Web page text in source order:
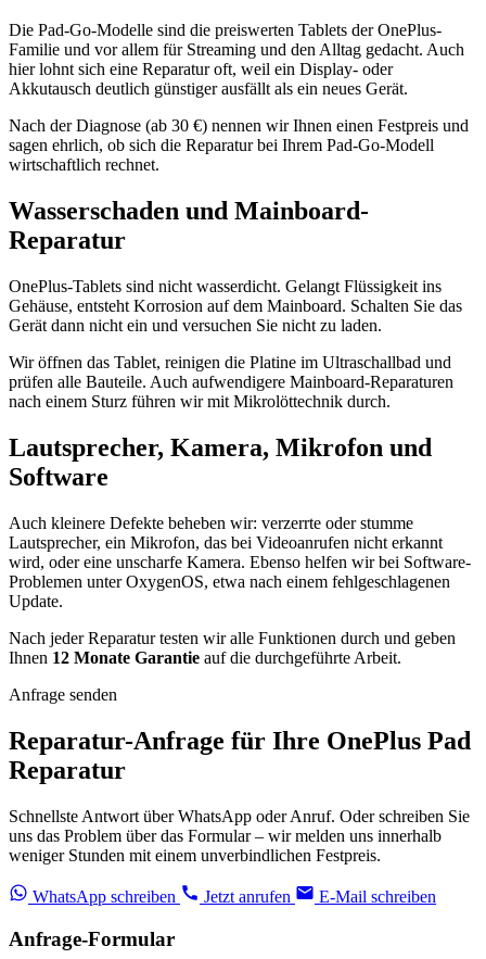
Die Pad-Go-Modelle sind die preiswerten Tablets der OnePlus-
Familie und vor allem für Streaming und den Alltag gedacht. Auch
hier lohnt sich eine Reparatur oft, weil ein Display- oder
Akkutausch deutlich günstiger ausfällt als ein neues Gerät.
Nach der Diagnose (ab 30 €) nennen wir Ihnen einen Festpreis und
sagen ehrlich, ob sich die Reparatur bei Ihrem Pad-Go-Modell
wirtschaftlich rechnet.
Wasserschaden und Mainboard-
Reparatur
OnePlus-Tablets sind nicht wasserdicht. Gelangt Flüssigkeit ins
Gehäuse, entsteht Korrosion auf dem Mainboard. Schalten Sie das
Gerät dann nicht ein und versuchen Sie nicht zu laden.
Wir öffnen das Tablet, reinigen die Platine im Ultraschallbad und
prüfen alle Bauteile. Auch aufwendigere Mainboard-Reparaturen
nach einem Sturz führen wir mit Mikrolöttechnik durch.
Lautsprecher, Kamera, Mikrofon und
Software
Auch kleinere Defekte beheben wir: verzerrte oder stumme
Lautsprecher, ein Mikrofon, das bei Videoanrufen nicht erkannt
wird, oder eine unscharfe Kamera. Ebenso helfen wir bei Software-
Problemen unter OxygenOS, etwa nach einem fehlgeschlagenen
Update.
Nach jeder Reparatur testen wir alle Funktionen durch und geben
Ihnen 12 Monate Garantie auf die durchgeführte Arbeit.
Anfrage senden
Reparatur-Anfrage für Ihre OnePlus Pad
Reparatur
Schnellste Antwort über WhatsApp oder Anruf. Oder schreiben Sie
uns das Problem über das Formular – wir melden uns innerhalb
weniger Stunden mit einem unverbindlichen Festpreis.
WhatsApp schreiben Jetzt anrufen E-Mail schreiben
Anfrage-Formular